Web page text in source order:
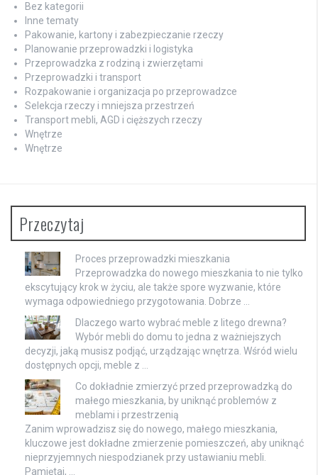
Bez kategorii
Inne tematy
Pakowanie, kartony i zabezpieczanie rzeczy
Planowanie przeprowadzki i logistyka
Przeprowadzka z rodziną i zwierzętami
Przeprowadzki i transport
Rozpakowanie i organizacja po przeprowadzce
Selekcja rzeczy i mniejsza przestrzeń
Transport mebli, AGD i cięższych rzeczy
Wnętrze
Wnętrze
Przeczytaj
Proces przeprowadzki mieszkania
Przeprowadzka do nowego mieszkania to nie tylko
ekscytujący krok w życiu, ale także spore wyzwanie, które
wymaga odpowiedniego przygotowania. Dobrze …
Dlaczego warto wybrać meble z litego drewna?
Wybór mebli do domu to jedna z ważniejszych
decyzji, jaką musisz podjąć, urządzając wnętrza. Wśród wielu
dostępnych opcji, meble z …
Co dokładnie zmierzyć przed przeprowadzką do
małego mieszkania, by uniknąć problemów z
meblami i przestrzenią
Zanim wprowadzisz się do nowego, małego mieszkania,
kluczowe jest dokładne zmierzenie pomieszczeń, aby uniknąć
nieprzyjemnych niespodzianek przy ustawianiu mebli.
Pamiętaj, …